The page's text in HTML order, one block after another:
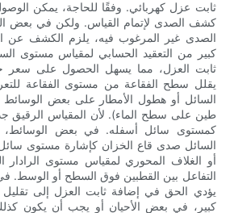
ثابت عزل كهربائي. وفقًا للحاجة، يمكن
كشف الصدى لإتمام القياس. ولكن في بعض
الصدى غير المرغوب فيه، يلزم الكشف عن
كبير من التعقيد الحسابي لمقياس مستوى
ثابت العزل، مما يسهل الحصول على سعر
يقلل سطح الفقاعة من مستوى الفقاعة
السائل أو هطول الأمطار على بعض
طين على سطح الماء). لأن المقياس الرقيق
كمستوى سائل أسفله. في بعض
السائل صدى قاع الخزان كإشارة مستوى
أو الغلاف المحوري لمقياس مستوى الرادار
التفاعل بين القطبين فوق السطح أو الوسط.
يؤدي الحق في إضافة ثابت العزل إلى تقليل
كبير، في بعض الأحيان أو يجب أن يكون